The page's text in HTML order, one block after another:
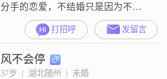
分手的恋爱，不结婚只是因为不想
因为结婚而结婚。
打招呼 发留言
风不会停
37岁  |  湖北随州  |  未婚